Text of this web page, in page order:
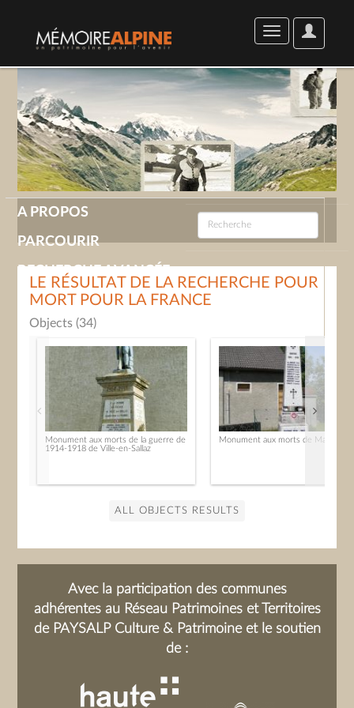
User
Options
Toggle
navigation
A PROPOS
PARCOURIR
RECHERCHE AVANCÉE
GALERIE
CONTACT
LE RÉSULTAT DE LA RECHERCHE POUR
MORT POUR LA FRANCE
Objects (34)
Monument aux morts de la guerre de
1914-1918 de Ville-en-Sallaz
Monument aux morts de Marcellaz
ALL OBJECTS RESULTS
Avec la participation des communes
adhérentes au Réseau Patrimoines et Territoires
de PAYSALP Culture & Patrimoine et le soutien
de :